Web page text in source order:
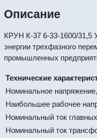
Описание
КРУН К-37 6-33-1600/31,5
энергии трехфазного
промышленных
Технические
Номинальное
Наибольшее рабочее
Номинальный ток
Номинальный ток